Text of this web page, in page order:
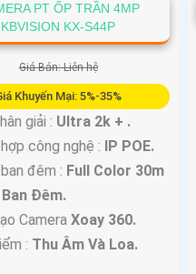
PT ỐP TRẦN 4MP
KBVISION KX-S44P
Giá Bán: Liên hệ
Khuyến Mại: 5%-35%
giải : Ultra 2k + .
công nghệ : IP POE.
đêm : Full Color 30m
Ðêm.
Camera Xoay 360.
: Thu Âm Và Loa.